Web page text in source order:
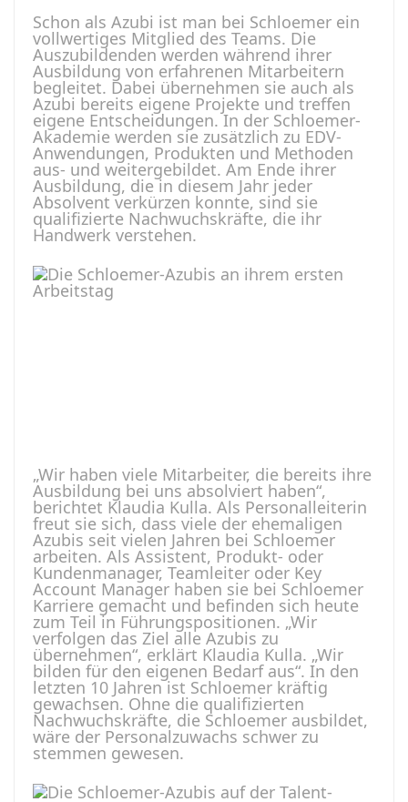
Schon als Azubi ist man bei Schloemer ein
vollwertiges Mitglied des Teams. Die
Auszubildenden werden während ihrer
Ausbildung von erfahrenen Mitarbeitern
begleitet. Dabei übernehmen sie auch als
Azubi bereits eigene Projekte und treffen
eigene Entscheidungen. In der Schloemer-
Akademie werden sie zusätzlich zu EDV-
Anwendungen, Produkten und Methoden
aus- und weitergebildet. Am Ende ihrer
Ausbildung, die in diesem Jahr jeder
Absolvent verkürzen konnte, sind sie
qualifizierte Nachwuchskräfte, die ihr
Handwerk verstehen.
„Wir haben viele Mitarbeiter, die bereits ihre
Ausbildung bei uns absolviert haben“,
berichtet Klaudia Kulla. Als Personalleiterin
freut sie sich, dass viele der ehemaligen
Azubis seit vielen Jahren bei Schloemer
arbeiten. Als Assistent, Produkt- oder
Kundenmanager, Teamleiter oder Key
Account Manager haben sie bei Schloemer
Karriere gemacht und befinden sich heute
zum Teil in Führungspositionen. „Wir
verfolgen das Ziel alle Azubis zu
übernehmen“, erklärt Klaudia Kulla. „Wir
bilden für den eigenen Bedarf aus“. In den
letzten 10 Jahren ist Schloemer kräftig
gewachsen. Ohne die qualifizierten
Nachwuchskräfte, die Schloemer ausbildet,
wäre der Personalzuwachs schwer zu
stemmen gewesen.